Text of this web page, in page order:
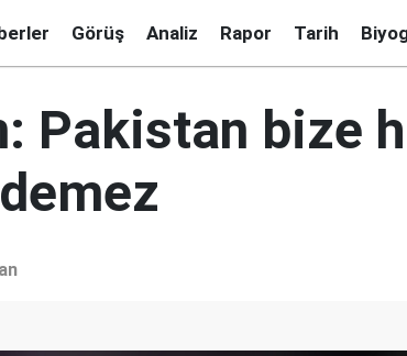
Görüş Analiz Rapor Tarih
Pakistan bize